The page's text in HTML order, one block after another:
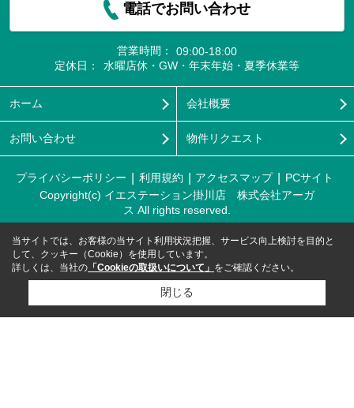
電話でお問い合わせ
営業時間：
09:00-18:00
定休日：
水曜店休・GW・年末年始・夏季休業等
ホーム 会社概要
お問い合わせ 物件リクエスト
プライバシーポリシー 利用規約 アクセスマップ
PCサイト
Copyright(c) イエステーション掛川店 株式会社アーガ
ス All rights reserved.
当サイトでは、お客様の当サイト利用状況把握、サービス向上検討を目的と
して、クッキー（Cookie）を使用しています。
詳しくは、当社の 「Cookieの取扱いについて」 をご確認ください。
閉じる